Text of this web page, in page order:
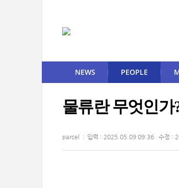
NEWS PEOPLE
물류란 무엇인
parcel 입력 : 2025.05.09 09:36 수정 :